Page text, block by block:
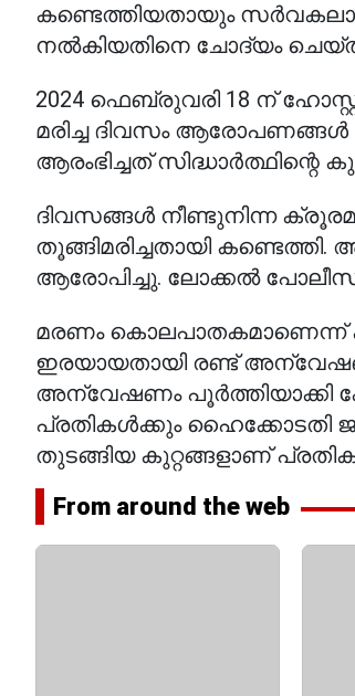
കണ്ടെത്തിയതായും
നൽകിയതിനെ ചോദ്യം ചെയ്ത്
2024 ഫെബ്രുവരി 18 ന്
മരിച്ച ദിവസം
ആരംഭിച്ചത് സിദ്ധാർത്ഥിന്റെ
ദിവസങ്ങൾ നീണ്ടുനിന്ന
തൂങ്ങിമരിച്ചതായി
ആരോപിച്ചു. ലോക്കൽ
മരണം കൊലപാതകമാണെന്ന്
ഇരയായതായി രണ്ട്
അന്വേഷണം പൂർത്തിയാക്കി
പ്രതികൾക്കും ഹൈക്കോടതി
തുടങ്ങിയ കുറ്റങ്ങളാണ്
From around the web